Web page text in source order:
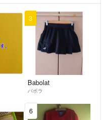
3
Babolat
バボラ
6